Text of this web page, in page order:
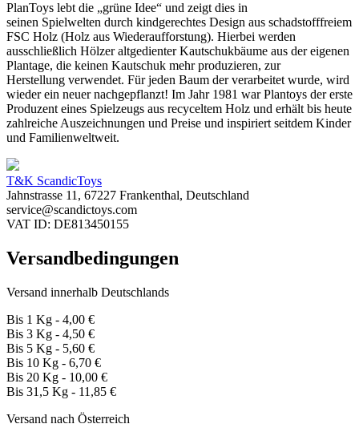
PlanToys lebt die „grüne Idee“ und zeigt dies in
seinen Spielwelten durch kindgerechtes Design aus schadstofffreiem
FSC Holz (Holz aus Wiederaufforstung). Hierbei werden
ausschließlich Hölzer altgedienter Kautschukbäume aus der eigenen
Plantage, die keinen Kautschuk mehr produzieren, zur
Herstellung verwendet. Für jeden Baum der verarbeitet wurde, wird
wieder ein neuer nachgepflanzt! Im Jahr 1981 war Plantoys der erste
Produzent eines Spielzeugs aus recyceltem Holz und erhält bis heute
zahlreiche Auszeichnungen und Preise und inspiriert seitdem Kinder
und Familienweltweit.
T&K ScandicToys
Jahnstrasse 11, 67227 Frankenthal, Deutschland
service@scandictoys.com
VAT ID: DE813450155
Versandbedingungen
Versand innerhalb Deutschlands
Bis 1 Kg - 4,00 €
Bis 3 Kg - 4,50 €
Bis 5 Kg - 5,60 €
Bis 10 Kg - 6,70 €
Bis 20 Kg - 10,00 €
Bis 31,5 Kg - 11,85 €
Versand nach Österreich